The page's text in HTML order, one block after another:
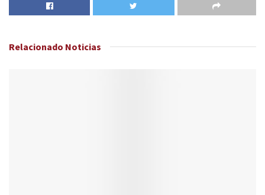
Relacionado Noticias